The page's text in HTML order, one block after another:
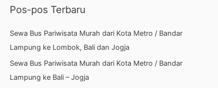
u
n
Pos-pos Terbaru
Sewa Bus Pariwisata Murah dari Kota Metro / Bandar
Lampung ke Lombok, Bali dan Jogja
Sewa Bus Pariwisata Murah dari Kota Metro / Bandar
Lampung ke Bali – Jogja